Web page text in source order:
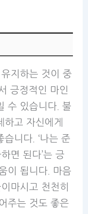
지하는 것이 중
긍정적인 마인
수 있습니다. 불
고 자신에게
니다. ‘나는 준
면 된다’는 긍
이 됩니다. 마음
마시고 천천히
주는 것도 좋은